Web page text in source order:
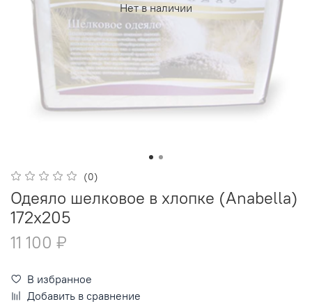
Нет в наличии
(0)
Одеяло шелковое в хлопке (Anabella)
172х205
11 100 ₽
В избранное
Добавить в сравнение